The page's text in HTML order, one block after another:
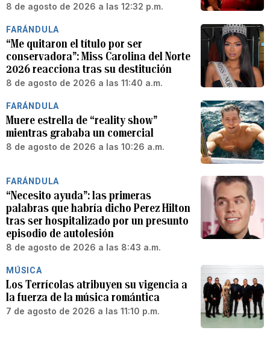
8 de agosto de 2026 a las 12:32 p.m.
FARÁNDULA
“Me quitaron el título por ser
conservadora”: Miss Carolina del Norte
2026 reacciona tras su destitución
8 de agosto de 2026 a las 11:40 a.m.
FARÁNDULA
Muere estrella de “reality show”
mientras grababa un comercial
8 de agosto de 2026 a las 10:26 a.m.
FARÁNDULA
“Necesito ayuda”: las primeras
palabras que habría dicho Perez Hilton
tras ser hospitalizado por un presunto
episodio de autolesión
8 de agosto de 2026 a las 8:43 a.m.
MÚSICA
Los Terrícolas atribuyen su vigencia a
la fuerza de la música romántica
7 de agosto de 2026 a las 11:10 p.m.